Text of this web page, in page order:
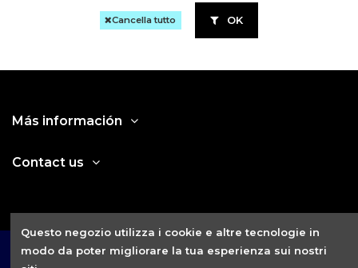
Cancella tutto OK
Más información
Contact us
Questo negozio utilizza i cookie e altre tecnologie in
modo da poter migliorare la tua esperienza sui nostri